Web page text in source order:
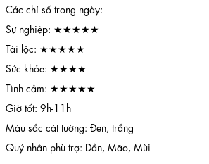
Các chỉ số trong ngày:
Sự nghiệp: ★★★★★
Tài lộc: ★★★★★
Sức khỏe: ★★★★
Tình cảm: ★★★★★
Giờ tốt: 9h-11h
Màu sắc cát tường: Đen, trắng
Quý nhân phù trợ: Dần, Mão, Mùi